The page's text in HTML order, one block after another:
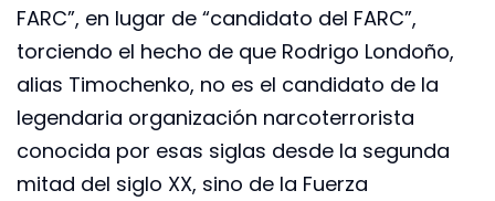
FARC”, en lugar de “candidato del FARC”,
torciendo el hecho de que Rodrigo Londoño,
alias Timochenko, no es el candidato de la
legendaria organización narcoterrorista
conocida por esas siglas desde la segunda
mitad del siglo XX, sino de la Fuerza